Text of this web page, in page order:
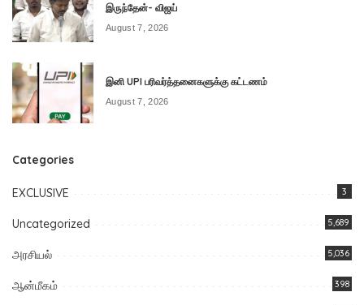
இருந்தேன்- விஜய்
August 7, 2026
இனி UPI பரிவர்த்தனைகளுக்கு கட்டணம்
August 7, 2026
Categories
EXCLUSIVE 3
Uncategorized 5,689
அரசியல் 5,036
ஆன்மீகம் 398